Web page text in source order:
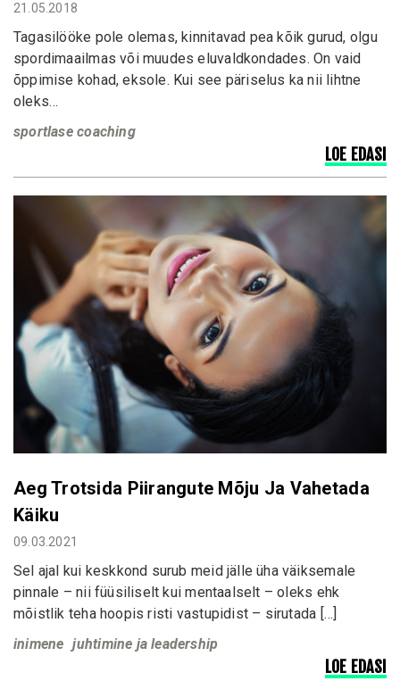
21.05.2018
Tagasilööke pole olemas, kinnitavad pea kõik gurud, olgu
spordimaailmas või muudes eluvaldkondades. On vaid
õppimise kohad, eksole. Kui see päriselus ka nii lihtne
oleks…
sportlase coaching
LOE EDASI
Aeg Trotsida Piirangute Mõju Ja Vahetada
Käiku
09.03.2021
Sel ajal kui keskkond surub meid jälle üha väiksemale
pinnale – nii füüsiliselt kui mentaalselt – oleks ehk
mõistlik teha hoopis risti vastupidist – sirutada […]
inimene juhtimine ja leadership
LOE EDASI